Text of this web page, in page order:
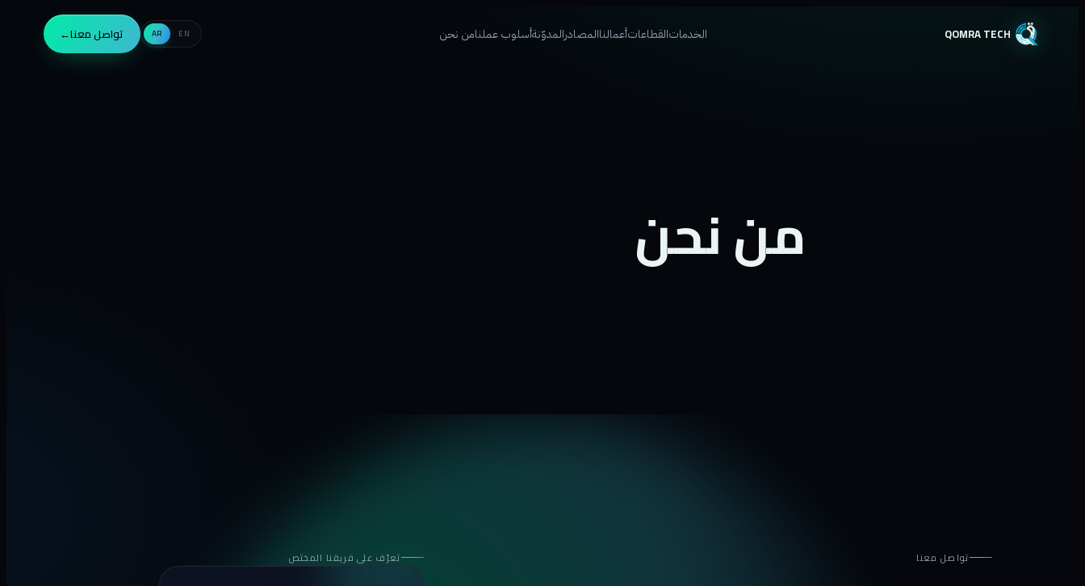
QOMRA TECH الخدماتالقطاعاتأعمالناالمصادرالمدوّنةأسلوب عملنامن نحن EN
AR تواصل معنا→
من نحن
تواصل معنا تعرّف على فريقنا المختص